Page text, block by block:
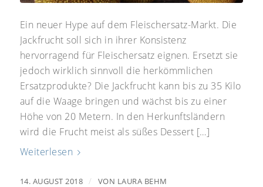
Ein neuer Hype auf dem Fleischersatz-Markt. Die
Jackfrucht soll sich in ihrer Konsistenz
hervorragend für Fleischersatz eignen. Ersetzt sie
jedoch wirklich sinnvoll die herkömmlichen
Ersatzprodukte? Die Jackfrucht kann bis zu 35 Kilo
auf die Waage bringen und wächst bis zu einer
Höhe von 20 Metern. In den Herkunftsländern
wird die Frucht meist als süßes Dessert […]
Weiterlesen
14. AUGUST 2018 / VON LAURA BEHM